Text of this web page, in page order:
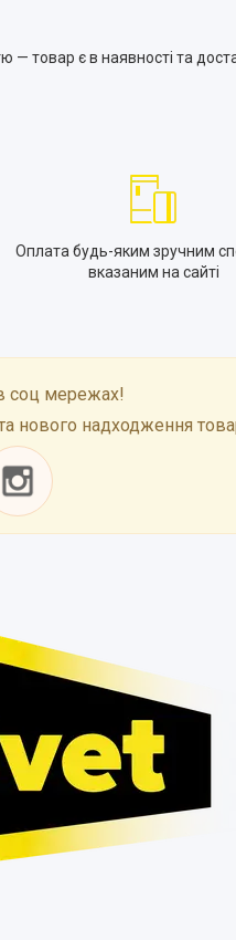
товар є в наявності та
Оплата будь-яким зручним
вказаним на сайті
соц мережах!
нового надходження